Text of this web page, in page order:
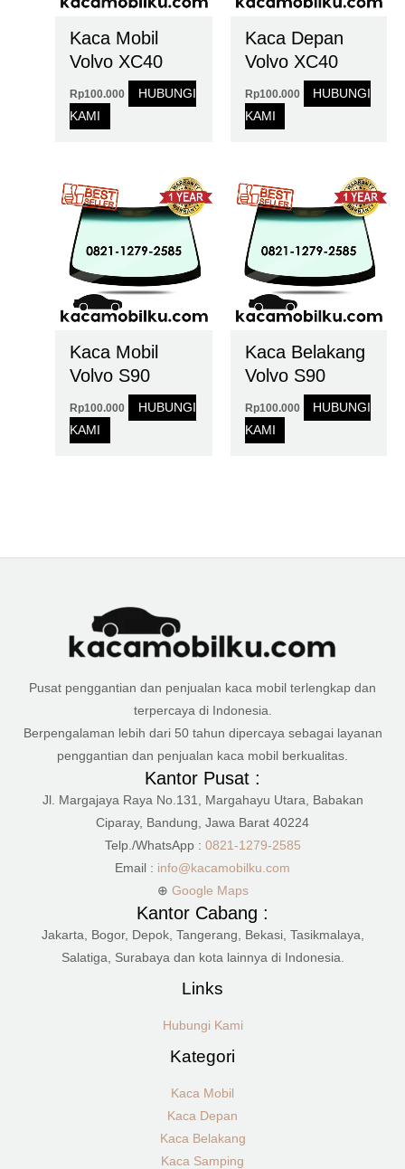
Kaca Mobil
Volvo XC40
Rp100.000
HUBUNGI
KAMI
Kaca Depan
Volvo XC40
Rp100.000
HUBUNGI
KAMI
Kaca Mobil
Volvo S90
Rp100.000
HUBUNGI
KAMI
Kaca Belakang
Volvo S90
Rp100.000
HUBUNGI
KAMI
Pusat penggantian dan penjualan kaca mobil terlengkap dan
terpercaya di Indonesia.
Berpengalaman lebih dari 50 tahun dipercaya sebagai layanan
penggantian dan penjualan kaca mobil berkualitas.
Kantor Pusat :
Jl. Margajaya Raya No.131, Margahayu Utara, Babakan
Ciparay, Bandung, Jawa Barat 40224
Telp./WhatsApp : 0821-1279-2585
Email : info@kacamobilku.com
⊕ Google Maps
Kantor Cabang :
Jakarta, Bogor, Depok, Tangerang, Bekasi, Tasikmalaya,
Salatiga, Surabaya dan kota lainnya di Indonesia.
Links
Hubungi Kami
Kategori
Kaca Mobil
Kaca Depan
Kaca Belakang
Kaca Samping